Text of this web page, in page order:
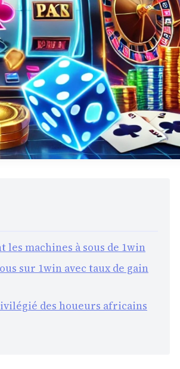
machines à sous de 1win
sur 1win avec taux de gain
des houeurs africains